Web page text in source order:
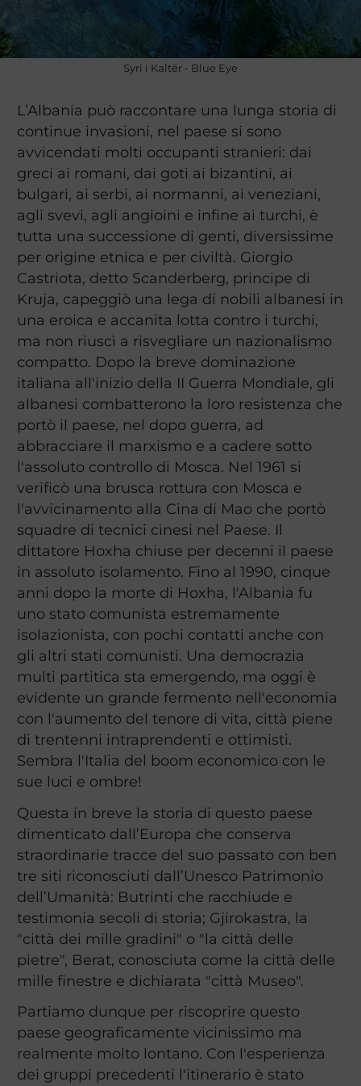
Syri i Kaltër - Blue Eye
L’Albania può raccontare una lunga storia di
continue invasioni, nel paese si sono
avvicendati molti occupanti stranieri: dai
greci ai romani, dai goti ai bizantini, ai
bulgari, ai serbi, ai normanni, ai veneziani,
agli svevi, agli angioini e infine ai turchi, è
tutta una successione di genti, diversissime
per origine etnica e per civiltà. Giorgio
Castriota, detto Scanderberg, principe di
Kruja, capeggiò una lega di nobili albanesi in
una eroica e accanita lotta contro i turchi,
ma non riuscì a risvegliare un nazionalismo
compatto. Dopo la breve dominazione
italiana all'inizio della II Guerra Mondiale, gli
albanesi combatterono la loro resistenza che
portò il paese, nel dopo guerra, ad
abbracciare il marxismo e a cadere sotto
l'assoluto controllo di Mosca. Nel 1961 si
verificò una brusca rottura con Mosca e
l'avvicinamento alla Cina di Mao che portò
squadre di tecnici cinesi nel Paese. Il
dittatore Hoxha chiuse per decenni il paese
in assoluto isolamento. Fino al 1990, cinque
anni dopo la morte di Hoxha, l'Albania fu
uno stato comunista estremamente
isolazionista, con pochi contatti anche con
gli altri stati comunisti. Una democrazia
multi partitica sta emergendo, ma oggi è
evidente un grande fermento nell'economia
con l'aumento del tenore di vita, città piene
di trentenni intraprendenti e ottimisti.
Sembra l'Italia del boom economico con le
sue luci e ombre!
Questa in breve la storia di questo paese
dimenticato dall’Europa che conserva
straordinarie tracce del suo passato con ben
tre siti riconosciuti dall’Unesco Patrimonio
dell’Umanità: Butrinti che racchiude e
testimonia secoli di storia; Gjirokastra, la
"città dei mille gradini" o "la città delle
pietre", Berat, conosciuta come la città delle
mille finestre e dichiarata "città Museo".
Partiamo dunque per riscoprire questo
paese geograficamente vicinissimo ma
realmente molto lontano. Con l'esperienza
dei gruppi precedenti l'itinerario è stato